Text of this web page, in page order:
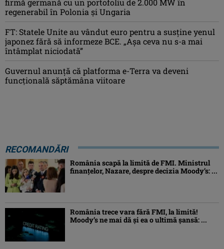
firmă germană cu un portofoliu de 2.000 MW în
regenerabil în Polonia și Ungaria
FT: Statele Unite au vândut euro pentru a susține yenul
japonez fără să informeze BCE. „Așa ceva nu s-a mai
întâmplat niciodată”
Guvernul anunță că platforma e-Terra va deveni
funcţională săptămâna viitoare
RECOMANDĂRI
România scapă la limită de FMI. Ministrul
finanțelor, Nazare, despre decizia Moody’s: ...
România trece vara fără FMI, la limită!
Moody’s ne mai dă și ea o ultimă șansă: ...